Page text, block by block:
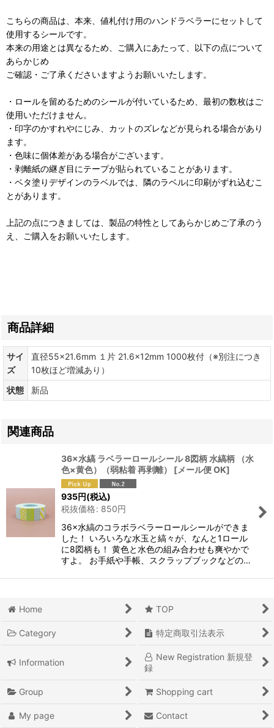
こちらの商品は、本来、値札付け用のハンドラベラーにセットして
使用するシールです。
本来の用途とは異なるため、ご購入にあたって、以下の点について
あらかじめ
ご確認・ご了承くださいますようお願いいたします。
・ロールを留めるためのシールが付いているため、最初の数枚はご
使用いただけません。
・印字のかすれやにじみ、カットのズレなどが見られる場合があり
ます。
・色味に個体差がある場合がございます。
・剥離紙の継ぎ目にテープが貼られていることがあります。
・ベタ塗りデザインのラベルでは、隣のラベルに印刷がずれ込むこ
とがあります。
上記の点につきましては、製品の特性としてあらかじめご了承のう
え、ご購入をお願いいたします。
商品詳細
サイ
ズ
直径55×21.6mm １片 21.6×12mm 1000枚付（※別注につき
10枚ほど増減あり）
状態
新品
関連商品
36×水縞 ラベラーロールシール 8図柄 水縞柄 （水
色×黄色）（弱粘着 再剥離）
[メール便 OK]
935円(税込)
税抜価格: 850円
36×水縞のコラボラベラーロールシールができま
した！ いろいろな水玉と縞々が、なんと1ロール
に8図柄も！ 黄色と水色の組み合わせも爽やかで
すよ。 お手紙や手帳、スクラップブックなどの…
Home TOP
Category 特定商取引法表示
Information
New Registration 新規登
録
Group Shopping cart
My page Contact